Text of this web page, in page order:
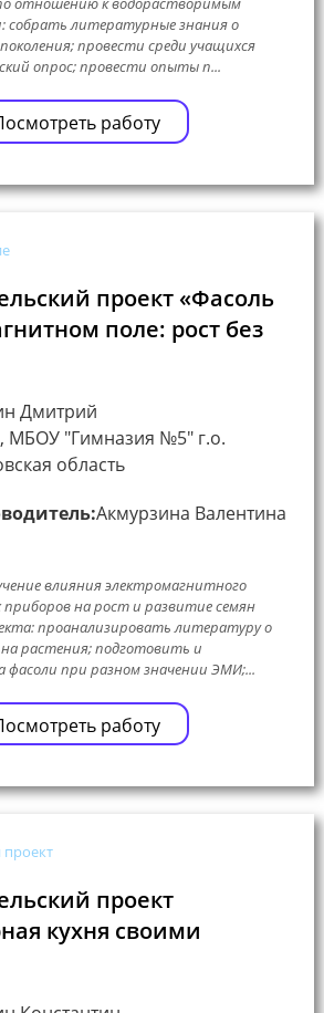
собрать литературные знания о
провести среди учащихся
опрос; провести опыты п...
работу
проект «Фасоль
поле: рост без
Дмитрий
МБОУ "Гимназия №5" г.о.
область
Акмурзина Валентина
влияния электромагнитного
на рост и развитие семян
проанализировать литературу о
растения; подготовить и
фасоли при разном значении ЭМИ;...
работу
проект
проект
кухня своими